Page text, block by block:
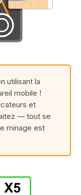
utilisant la
mobile !
et
— tout se
minage est